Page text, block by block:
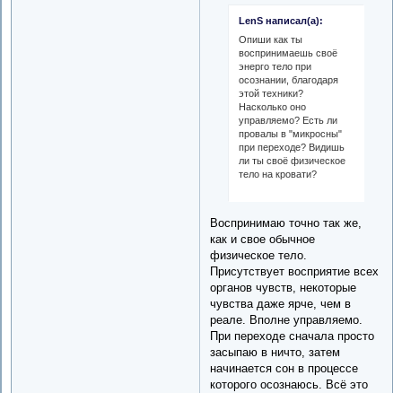
LenS написал(а):
Опиши как ты
воспринимаешь своё
энерго тело при
осознании, благодаря
этой техники?
Насколько оно
управляемо? Есть ли
провалы в "микросны"
при переходе? Видишь
ли ты своё физическое
тело на кровати?
Воспринимаю точно так же,
как и свое обычное
физическое тело.
Присутствует восприятие всех
органов чувств, некоторые
чувства даже ярче, чем в
реале. Вполне управляемо.
При переходе сначала просто
засыпаю в ничто, затем
начинается сон в процессе
которого осознаюсь. Всё это